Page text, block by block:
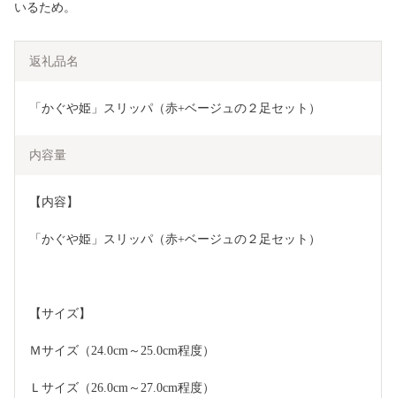
いるため。
返礼品名
「かぐや姫」スリッパ（赤+ベージュの２足セット）
内容量
【内容】
「かぐや姫」スリッパ（赤+ベージュの２足セット）
【サイズ】
Ｍサイズ（24.0cm～25.0cm程度）
Ｌサイズ（26.0cm～27.0cm程度）